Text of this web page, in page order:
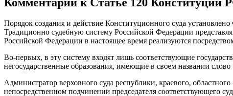
Порядок создания и действие Конституционного суда
Традиционно судебную систему Российской Федерации
Российской Федерации в настоящее время реализуются
Во-первых, в эту систему входят лишь соответствующие
негосударственные образования, имеющие в своем названии слово
Администратор верховного суда республики, краевого,
непосредственном подчинении председателя соответствующего